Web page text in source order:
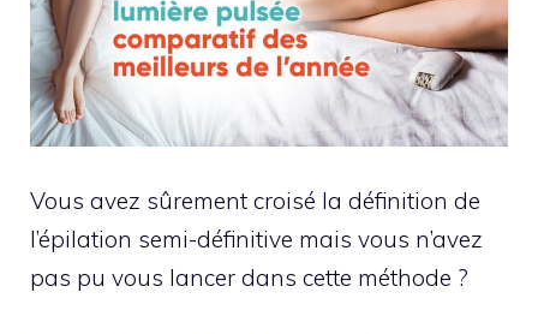
Vous avez sûrement croisé la définition de
l’épilation semi-définitive mais vous n’avez
pas pu vous lancer dans cette méthode ?